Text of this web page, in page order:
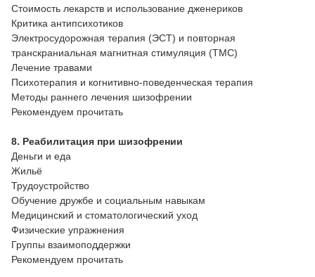
Стоимость лекарств и использование дженериков
Критика антипсихотиков
Электросудорожная терапия (ЭСТ) и повторная
транскраниальная магнитная стимуляция (ТМС)
Лечение травами
Психотерапия и когнитивно-поведенческая терапия
Методы раннего лечения шизофрении
Рекомендуем прочитать
8. Реабилитация при шизофрении
Деньги и еда
Жильё
Трудоустройство
Обучение дружбе и социальным навыкам
Медицинский и стоматологический уход
Физические упражнения
Группы взаимоподдержки
Рекомендуем прочитать